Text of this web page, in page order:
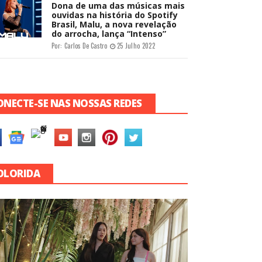
Dona de uma das músicas mais
ouvidas na história do Spotify
Brasil, Malu, a nova revelação
do arrocha, lança “Intenso”
Por: Carlos De Castro 25 Julho 2022
SE NAS NOSSAS REDES